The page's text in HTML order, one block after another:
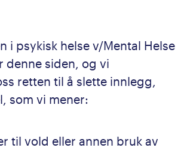
i psykisk helse v/Mental Helse
denne siden, og vi
retten til å slette innlegg,
som vi mener:
til vold eller annen bruk av